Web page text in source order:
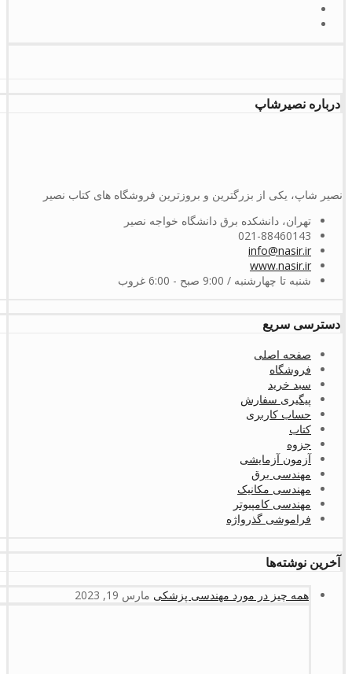
درباره نصیرشاپ
نصیر شاپ، یکی از بزرگترین و بروزترین فروشگاه های کتاب نصیر
تهران، دانشکده برق دانشگاه خواجه نصیر
021-88460143
info@nasir.ir
www.nasir.ir
شنبه تا چهارشنبه / 9:00 صبح - 6:00 غروب
دسترسی سریع
صفحه اصلی
فروشگاه
سبد خرید
پیگیری سفارش
حساب کاربری
کتاب
جزوه
آزمون آزمایشی
مهندسی برق
مهندسی مکانیک
مهندسی کامپیوتر
فراموشی گذرواژه
آخرین نوشته‌ها
همه چیز در مورد مهندسی پزشکی مارس 19, 2023